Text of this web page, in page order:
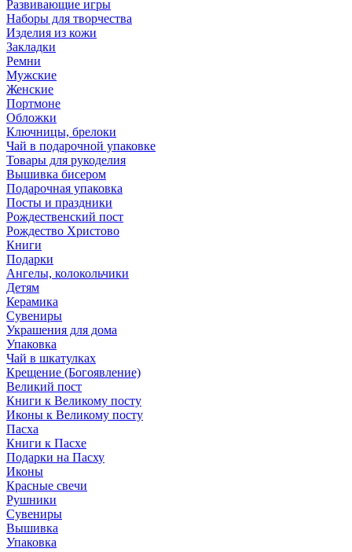
Развивающие игры
Наборы для творчества
Изделия из кожи
Закладки
Ремни
Мужские
Женские
Портмоне
Обложки
Ключницы, брелоки
Чай в подарочной упаковке
Товары для рукоделия
Вышивка бисером
Подарочная упаковка
Посты и праздники
Рождественский пост
Рождество Христово
Книги
Подарки
Ангелы, колокольчики
Детям
Керамика
Сувениры
Украшения для дома
Упаковка
Чай в шкатулках
Крещение (Богоявление)
Великий пост
Книги к Великому посту
Иконы к Великому посту
Пасха
Книги к Пасхе
Подарки на Пасху
Иконы
Красные свечи
Рушники
Сувениры
Вышивка
Упаковка